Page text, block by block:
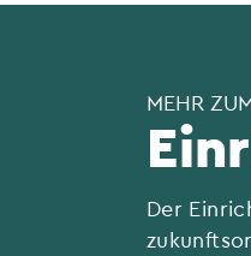
MEHR
Der